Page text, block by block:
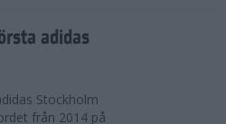
adidas
Stockholm
från 2014 på